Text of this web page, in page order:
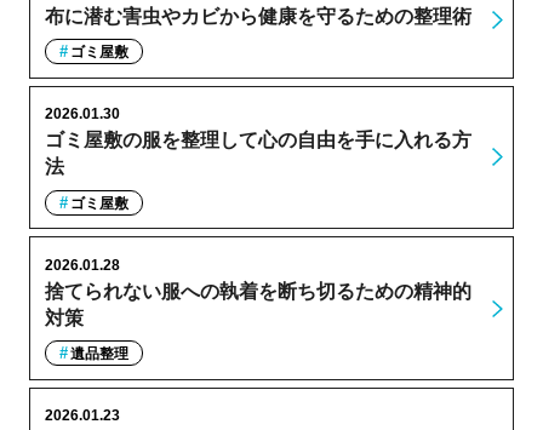
布に潜む害虫やカビから健康を守るための整理術
ゴミ屋敷
ゴミ屋敷の服を整理して心の自由を手に入れる方
法
2026.01.30
ゴミ屋敷
捨てられない服への執着を断ち切るための精神的
対策
2026.01.28
遺品整理
2026.01.23